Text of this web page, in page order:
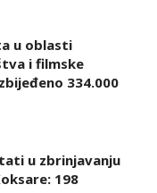
u oblasti
i filmske
334.000
u zbrinjavanju
198